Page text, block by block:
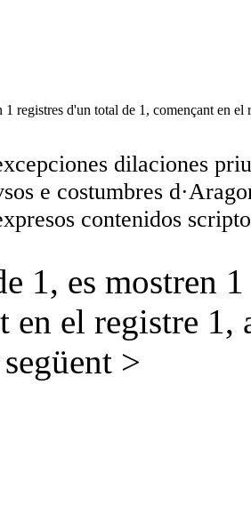
1 registres d'un total de 1, començant en el
dilaciones
e costumbres
contenidos
1, es mostren
en el registre 1,
següent >